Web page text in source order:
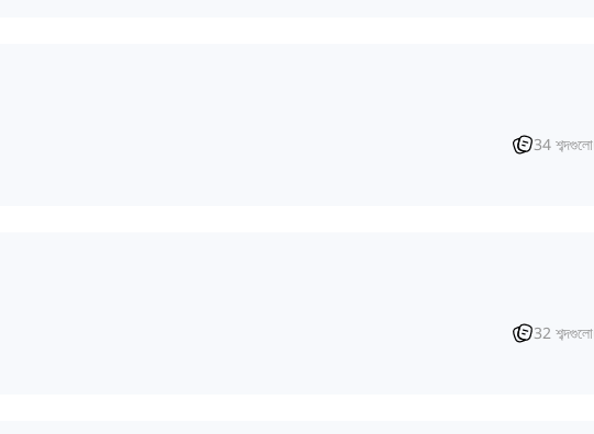
34 শব্দগুলো
32 শব্দগুলো